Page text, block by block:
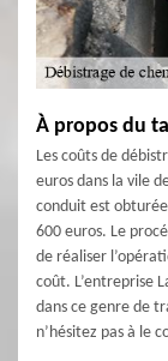
À propos du
Les coûts de
euros dans la vile
conduit est
600 euros. Le
de réaliser
coût. L’entreprise
dans ce genre de
n’hésitez pas à le